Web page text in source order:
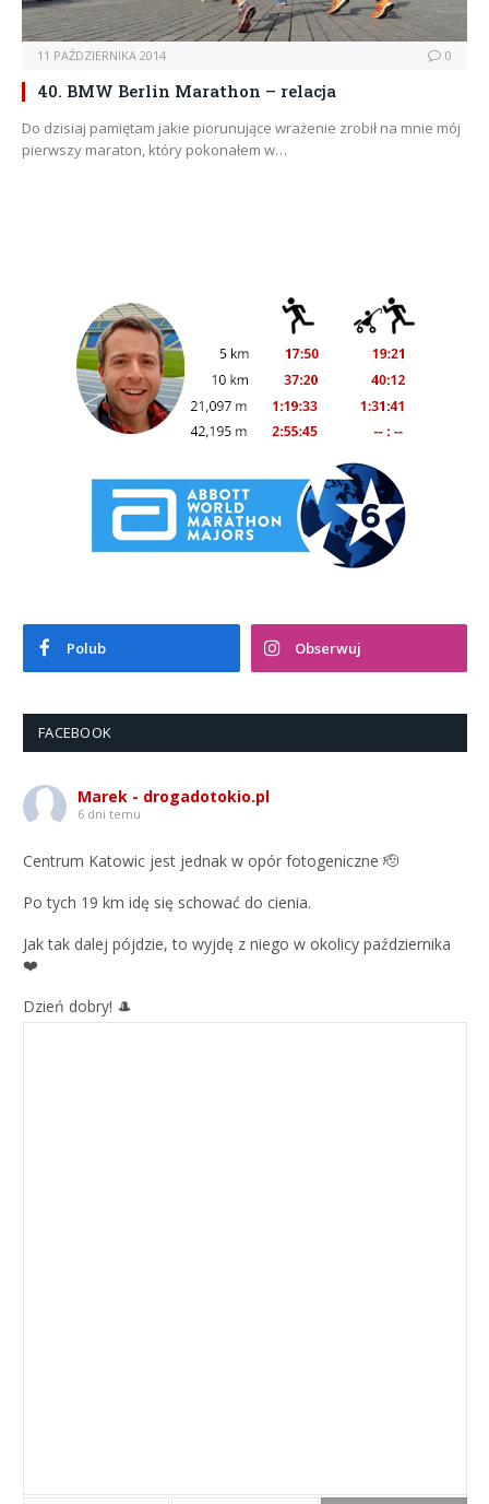
11 PAŹDZIERNIKA 2014 0
40. BMW Berlin Marathon – relacja
Do dzisiaj pamiętam jakie piorunujące wrażenie zrobił na mnie mój
pierwszy maraton, który pokonałem w…
Polub Obserwuj
FACEBOOK
Marek - drogadotokio.pl
6 dni temu
Centrum Katowic jest jednak w opór fotogeniczne 🫡
Po tych 19 km idę się schować do cienia.
Jak tak dalej pójdzie, to wyjdę z niego w okolicy października
❤️
Dzień dobry! 🎩